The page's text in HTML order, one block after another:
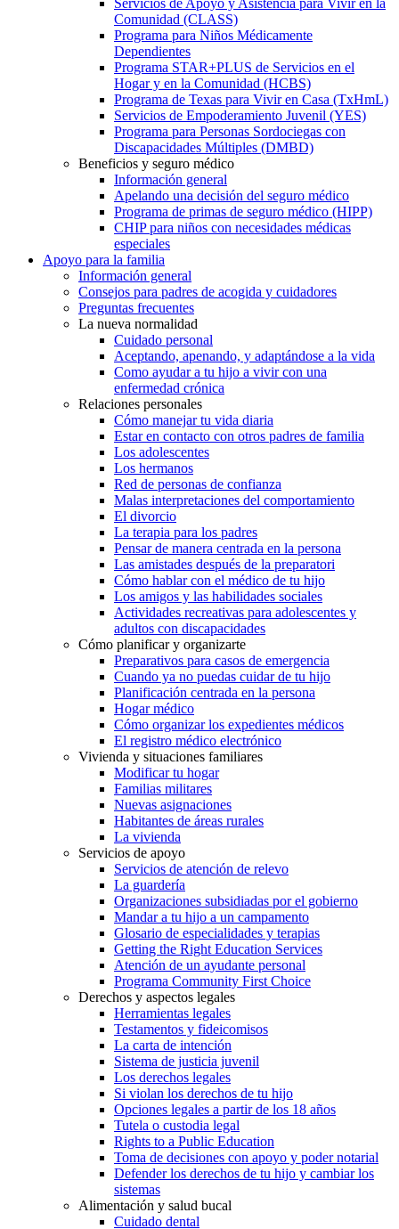
Comunidad (CLASS)
Programa para Niños Médicamente
Dependientes
Programa STAR+PLUS de Servicios en el
Hogar y en la Comunidad (HCBS)
Programa de Texas para Vivir en Casa (TxHmL)
Servicios de Empoderamiento Juvenil (YES)
Programa para Personas Sordociegas con
Discapacidades Múltiples (DMBD)
Beneficios y seguro médico
Información general
Apelando una decisión del seguro médico
Programa de primas de seguro médico (HIPP)
CHIP para niños con necesidades médicas
especiales
Apoyo para la familia
Información general
Consejos para padres de acogida y cuidadores
Preguntas frecuentes
La nueva normalidad
Cuidado personal
Aceptando, apenando, y adaptándose a la vida
Como ayudar a tu hijo a vivir con una
enfermedad crónica
Relaciones personales
Cómo manejar tu vida diaria
Estar en contacto con otros padres de familia
Los adolescentes
Los hermanos
Red de personas de confianza
Malas interpretaciones del comportamiento
El divorcio
La terapia para los padres
Pensar de manera centrada en la persona
Las amistades después de la preparatori
Cómo hablar con el médico de tu hijo
Los amigos y las habilidades sociales
Actividades recreativas para adolescentes y
adultos con discapacidades
Cómo planificar y organizarte
Preparativos para casos de emergencia
Cuando ya no puedas cuidar de tu hijo
Planificación centrada en la persona
Hogar médico
Cómo organizar los expedientes médicos
El registro médico electrónico
Vivienda y situaciones familiares
Modificar tu hogar
Familias militares
Nuevas asignaciones
Habitantes de áreas rurales
La vivienda
Servicios de apoyo
Servicios de atención de relevo
La guardería
Organizaciones subsidiadas por el gobierno
Mandar a tu hijo a un campamento
Glosario de especialidades y terapias
Getting the Right Education Services
Atención de un ayudante personal
Programa Community First Choice
Derechos y aspectos legales
Herramientas legales
Testamentos y fideicomisos
La carta de intención
Sistema de justicia juvenil
Los derechos legales
Si violan los derechos de tu hijo
Opciones legales a partir de los 18 años
Tutela o custodia legal
Rights to a Public Education
Toma de decisiones con apoyo y poder notarial
Defender los derechos de tu hijo y cambiar los
sistemas
Alimentación y salud bucal
Cuidado dental